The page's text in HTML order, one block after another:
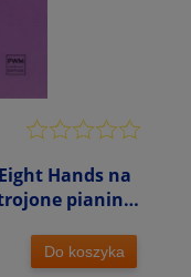
Hands na
pianino
Do koszyka